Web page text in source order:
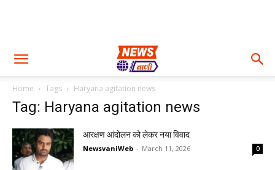
Home Tags Haryana agitation news
Tag: Haryana agitation news
आरक्षण आंदोलन को लेकर नया विवाद
NewsvaniWeb - March 11, 2026 0